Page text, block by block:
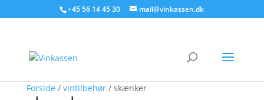
+45 56 14 45 30 mail@vinkassen.dk
Søg produkter - start med at skrive
Forside/ vintilbehør/ skænker
Tilbud!
Tilbud!